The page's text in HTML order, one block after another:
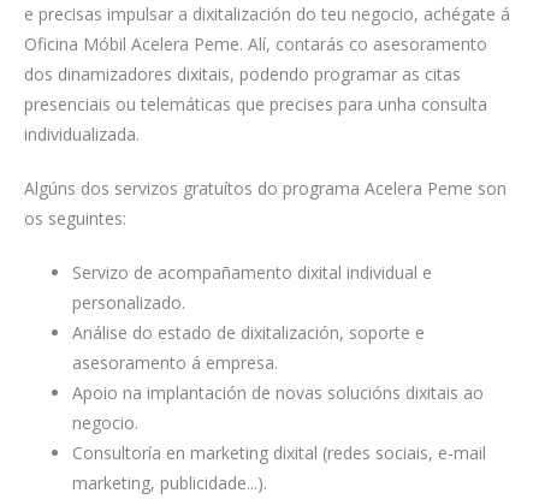
e precisas impulsar a dixitalización do teu negocio, achégate á
Oficina Móbil Acelera Peme. Alí, contarás co asesoramento
dos dinamizadores dixitais, podendo programar as citas
presenciais ou telemáticas que precises para unha consulta
individualizada.
Algúns dos servizos gratuítos do programa Acelera Peme son
os seguintes:
Servizo de acompañamento dixital individual e
personalizado.
Análise do estado de dixitalización, soporte e
asesoramento á empresa.
Apoio na implantación de novas solucións dixitais ao
negocio.
Consultoría en marketing dixital (redes sociais, e-mail
marketing, publicidade...).